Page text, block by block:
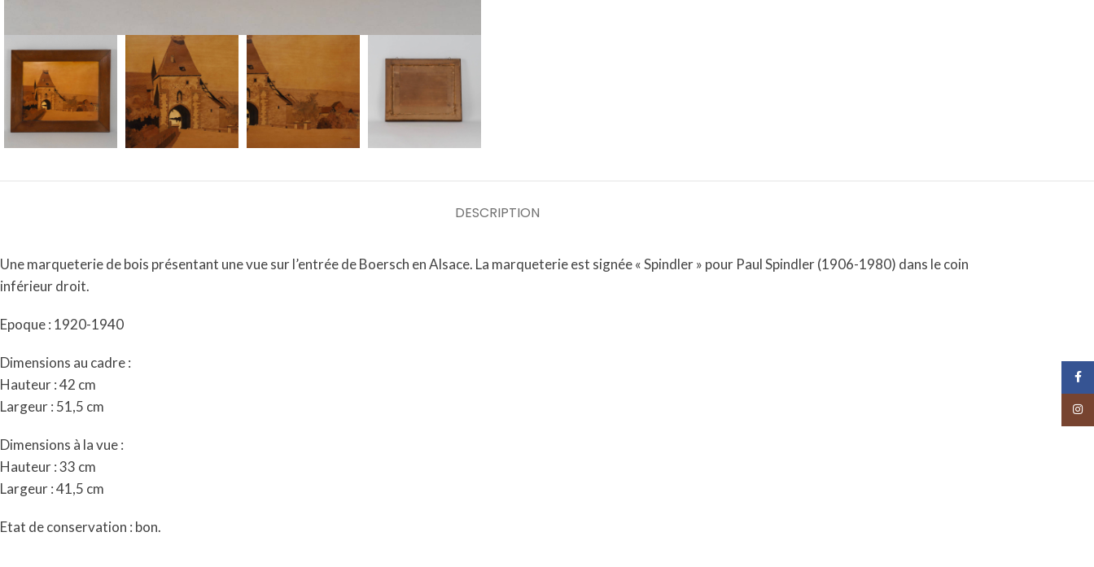
DESCRIPTION
Une marqueterie de bois présentant une vue sur l’entrée de Boersch en Alsace. La marqueterie est signée « Spindler » pour Paul Spindler (1906-1980) dans le coin
inférieur droit.
Epoque : 1920-1940
Dimensions au cadre :
Hauteur : 42 cm
Largeur : 51,5 cm
Dimensions à la vue :
Hauteur : 33 cm
Largeur : 41,5 cm
Etat de conservation : bon.